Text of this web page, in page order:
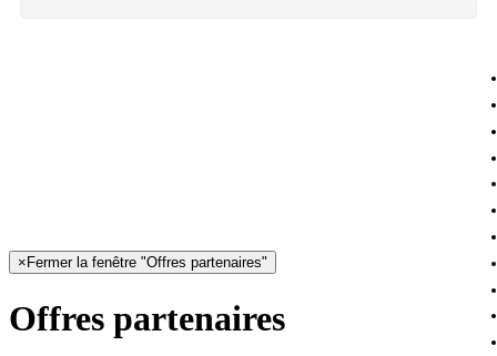
× Fermer la fenêtre "Offres partenaires"
Offres partenaires